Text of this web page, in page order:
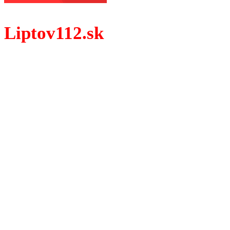
Liptov112.sk